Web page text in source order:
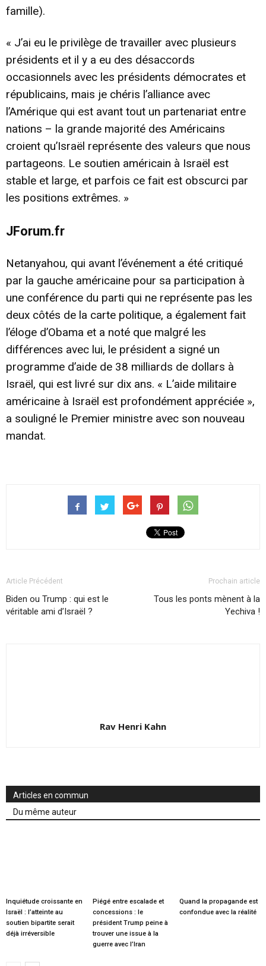
famille).
« J’ai eu le privilège de travailler avec plusieurs
présidents et il y a eu des désaccords
occasionnels avec les présidents démocrates et
républicains, mais je chéris l’alliance avec
l’Amérique qui est avant tout un partenariat entre
nations – la grande majorité des Américains
croient qu’Israël représente des valeurs que nous
partageons. Le soutien américain à Israël est
stable et large, et parfois ce fait est obscurci par
les positions extrêmes. »
JForum.fr
Netanyahou, qui avant l’événement a été critiqué
par la gauche américaine pour sa participation à
une conférence du parti qui ne représente pas les
deux côtés de la carte politique, a également fait
l’éloge d’Obama et a noté que malgré les
différences avec lui, le président a signé un
programme d’aide de 38 milliards de dollars à
Israël, qui est livré sur dix ans. « L’aide militaire
américaine à Israël est profondément appréciée »,
a souligné le Premier ministre avec son nouveau
mandat.
Article Précédent
Biden ou Trump : qui est le
véritable ami d’Israël ?
Prochain article
Tous les ponts mènent à la
Yechiva !
Rav Henri Kahn
Articles en commun
Du même auteur
Inquiétude croissante en
Israël : l’atteinte au
soutien bipartite serait
déjà irréversible
Piégé entre escalade et
concessions : le
président Trump peine à
trouver une issue à la
guerre avec l’Iran
Quand la propagande est
confondue avec la réalité